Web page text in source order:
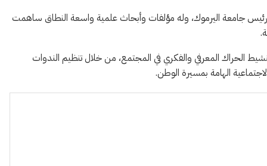
رئيس جامعة اليرموك، وله مؤلفات وأبحاث علمية واسعة النطاق ساهمت
الحراك المعرفي والفكري في المجتمع، من خلال تنظيم الندوات
الهامة بمسيرة الوطن.